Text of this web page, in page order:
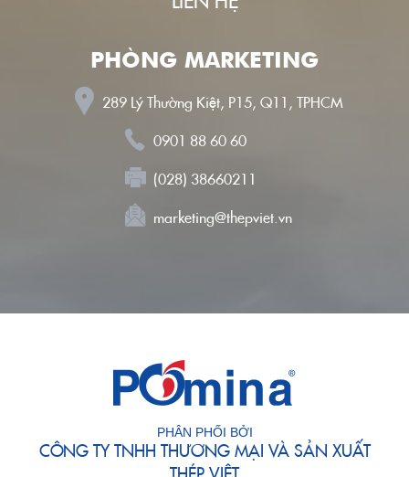
PHẨM
TRÌNH
CỔ
PHÒNG MARKETING
289 Lý Thường Kiệt, P15, Q11, TPHCM
0901 88 60 60
(028) 38660211
marketing@thepviet.vn
PHÂN PHỐI BỞI
CÔNG TY TNHH THƯƠNG MẠI VÀ SẢN XUẤT